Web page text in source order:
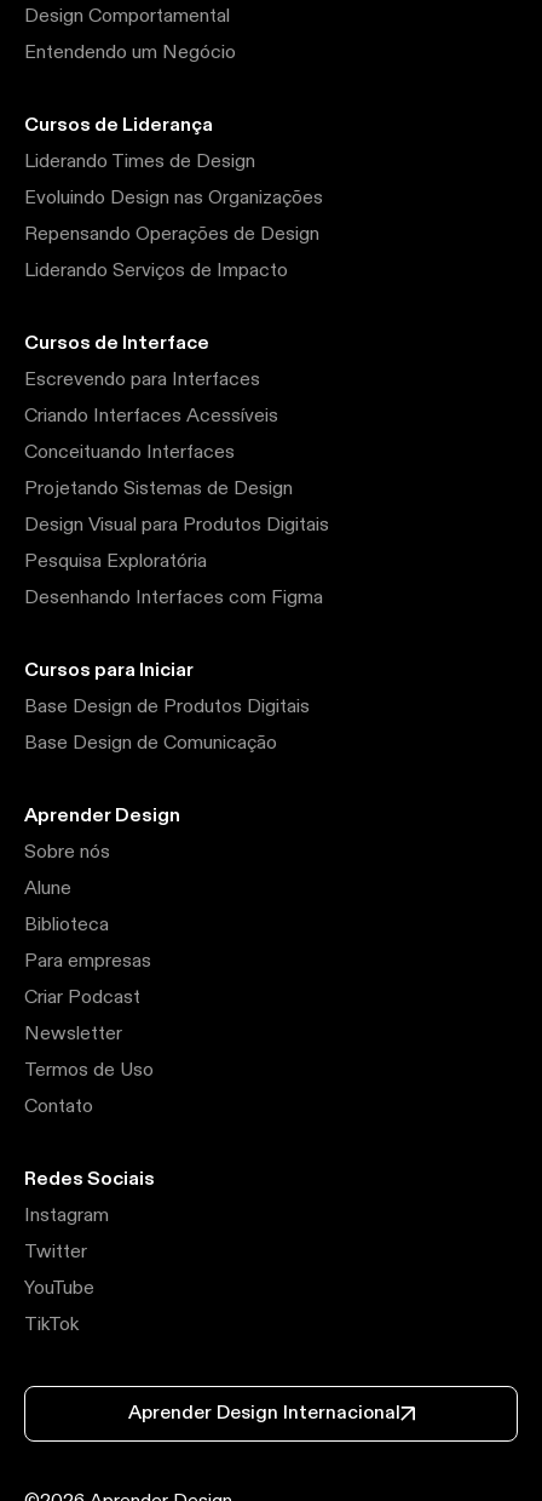
Design Comportamental
Entendendo um Negócio
Cursos de Liderança
Liderando Times de Design
Evoluindo Design nas Organizações
Repensando Operações de Design
Liderando Serviços de Impacto
Cursos de Interface
Escrevendo para Interfaces
Criando Interfaces Acessíveis
Conceituando Interfaces
Projetando Sistemas de Design
Design Visual para Produtos Digitais
Pesquisa Exploratória
Desenhando Interfaces com Figma
Cursos para Iniciar
Base Design de Produtos Digitais
Base Design de Comunicação
Aprender Design
Sobre nós
Alune
Biblioteca
Para empresas
Criar Podcast
Newsletter
Termos de Uso
Contato
Redes Sociais
Instagram
Twitter
YouTube
TikTok
Aprender Design Internacional